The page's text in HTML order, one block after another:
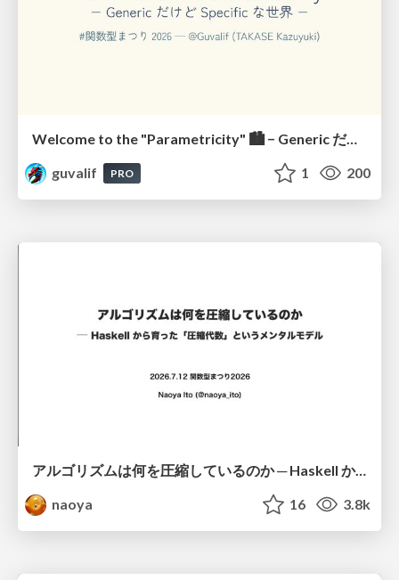
Welcome to the "Parametricity" 🏙️ − Generic だけど Specific な世界 −
guvalif
PRO 1 200
アルゴリズムは何を圧縮しているのか ─ Haskell から育った「圧縮代数」というメンタルモデル
naoya
16 3.8k